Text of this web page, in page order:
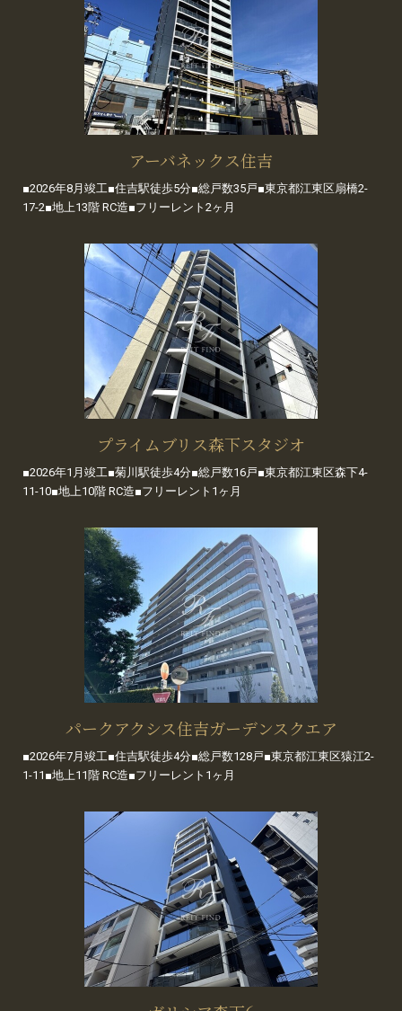
アーバネックス住吉
■2026年8月竣工■住吉駅徒歩5分■総戸数35戸■東京都江東区扇橋2-
17-2■地上13階 RC造■フリーレント2ヶ月
プライムブリス森下スタジオ
■2026年1月竣工■菊川駅徒歩4分■総戸数16戸■東京都江東区森下4-
11-10■地上10階 RC造■フリーレント1ヶ月
パークアクシス住吉ガーデンスクエア
■2026年7月竣工■住吉駅徒歩4分■総戸数128戸■東京都江東区猿江2-
1-11■地上11階 RC造■フリーレント1ヶ月